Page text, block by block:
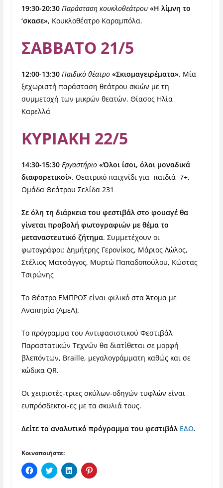
19:30-20:30 Παράσταση κουκλοθεάτρου «Η λίμνη το
‘σκασε», Κουκλοθέατρο Καραμπόλα.
ΣΑΒΒΑΤΟ 21/5
12:00-13:30 Παιδικό θέατρο «Σκιομαγειρέματα». Μία
ξεχωριστή παράσταση θεάτρου σκιών με τη
συμμετοχή των μικρών θεατών, Θίασος Ηλία
Καρελλά
ΚΥΡΙΑΚΗ 22/5
14:30-15:30 Εργαστήριο «Όλοι ίσοι, όλοι μοναδικά
διαφορετικοί». Θεατρικό παιχνίδι για παιδιά 7+,
Ομάδα Θεάτρου Σελίδα 231
Σε όλη τη διάρκεια του φεστιβάλ στο φουαγέ θα
γίνεται προβολή φωτογραφιών με θέμα το
μεταναστευτικό ζήτημα. Συμμετέχουν οι
φωτογράφοι: Δημήτρης Γερονίκος, Μάριος Λώλος,
Στέλιος Ματσάγγος, Μυρτώ Παπαδοπούλου, Κώστας
Τσιρώνης
Το Θέατρο ΕΜΠΡΟΣ είναι φιλικό στα Άτομα με
Αναπηρία (ΑμεΑ).
Το πρόγραμμα του Αντιφασιστικού Φεστιβάλ
Παραστατικών Τεχνών θα διατίθεται σε μορφή
βλεπόντων, Braille, μεγαλογράμματη καθώς και σε
κώδικα QR.
Οι χειριστές-τριες σκύλων-οδηγών τυφλών είναι
ευπρόσδεκτοι-ες με τα σκυλιά τους.
Δείτε το αναλυτικό πρόγραμμα του φεστιβάλ ΕΔΩ.
Κοινοποιήστε:
Π
α
Κ
λ
Κ
λ
Κ
λ